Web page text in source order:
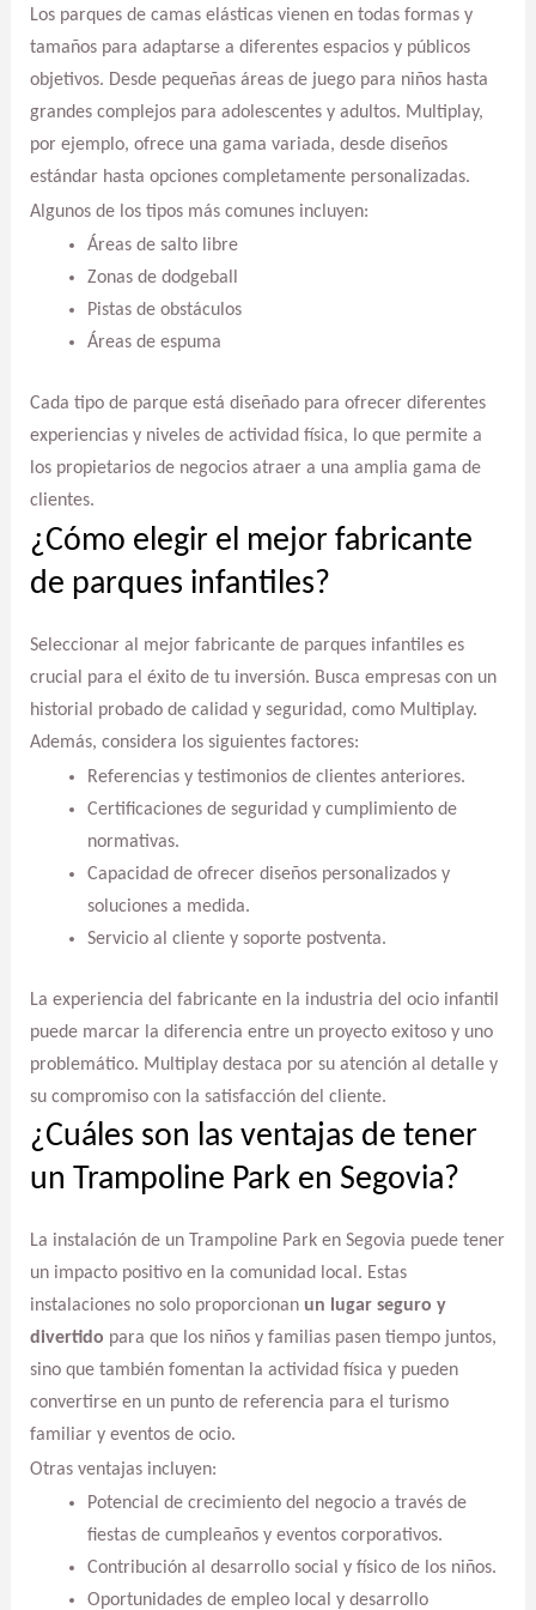
Los parques de camas elásticas vienen en todas formas y
tamaños para adaptarse a diferentes espacios y públicos
objetivos. Desde pequeñas áreas de juego para niños hasta
grandes complejos para adolescentes y adultos. Multiplay,
por ejemplo, ofrece una gama variada, desde diseños
estándar hasta opciones completamente personalizadas.
Algunos de los tipos más comunes incluyen:
Áreas de salto libre
Zonas de dodgeball
Pistas de obstáculos
Áreas de espuma
Cada tipo de parque está diseñado para ofrecer diferentes
experiencias y niveles de actividad física, lo que permite a
los propietarios de negocios atraer a una amplia gama de
clientes.
¿Cómo elegir el mejor fabricante
de parques infantiles?
Seleccionar al mejor fabricante de parques infantiles es
crucial para el éxito de tu inversión. Busca empresas con un
historial probado de calidad y seguridad, como Multiplay.
Además, considera los siguientes factores:
Referencias y testimonios de clientes anteriores.
Certificaciones de seguridad y cumplimiento de
normativas.
Capacidad de ofrecer diseños personalizados y
soluciones a medida.
Servicio al cliente y soporte postventa.
La experiencia del fabricante en la industria del ocio infantil
puede marcar la diferencia entre un proyecto exitoso y uno
problemático. Multiplay destaca por su atención al detalle y
su compromiso con la satisfacción del cliente.
¿Cuáles son las ventajas de tener
un Trampoline Park en Segovia?
La instalación de un Trampoline Park en Segovia puede tener
un impacto positivo en la comunidad local. Estas
instalaciones no solo proporcionan un lugar seguro y
divertido para que los niños y familias pasen tiempo juntos,
sino que también fomentan la actividad física y pueden
convertirse en un punto de referencia para el turismo
familiar y eventos de ocio.
Otras ventajas incluyen:
Potencial de crecimiento del negocio a través de
fiestas de cumpleaños y eventos corporativos.
Contribución al desarrollo social y físico de los niños.
Oportunidades de empleo local y desarrollo